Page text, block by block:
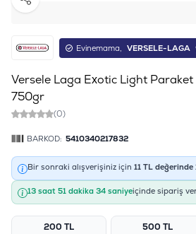
Paylaş
Evinemama, VERSELE-LAGA
Versele Laga Exotic Light
750gr
(0)
BARKOD: 5410340217832
Bir sonraki alışverişiniz için 11 TL değerinde
13 saat 51 dakika 34 saniyeiçinde sipariş
200 TL 500 TL